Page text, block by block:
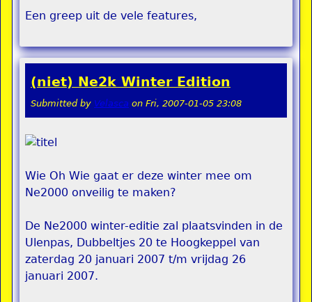
Een greep uit de vele features,
(niet) Ne2k Winter Edition
Submitted by Velasca on Fri, 2007-01-05 23:08
Wie Oh Wie gaat er deze winter mee om
Ne2000 onveilig te maken?
De Ne2000 winter-editie zal plaatsvinden in de
Ulenpas, Dubbeltjes 20 te Hoogkeppel van
zaterdag 20 januari 2007 t/m vrijdag 26
januari 2007.